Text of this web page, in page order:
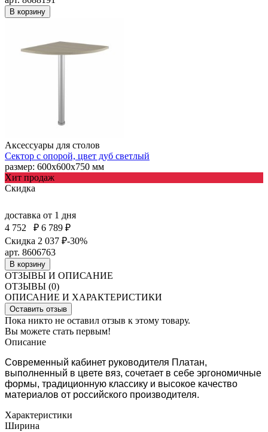
В корзину
Аксессуары для столов
Сектор с опорой, цвет дуб светлый
размер: 600x600x750 мм
Хит продаж
Скидка
доставка от 1 дня
4 752
₽ 6 789 ₽
Скидка 2 037 ₽-30%
арт. 8606763
В корзину
ОТЗЫВЫ И ОПИСАНИЕ
ОТЗЫВЫ (0)
ОПИСАНИЕ И ХАРАКТЕРИСТИКИ
Оставить отзыв
Пока никто не оставил отзыв к этому товару.
Вы можете стать первым!
Описание
Современный кабинет руководителя Платан,
выполненный в цвете вяз, сочетает в себе эргономичные
формы, традиционную классику и высокое качество
материалов от российского производителя.
Характеристики
Ширина